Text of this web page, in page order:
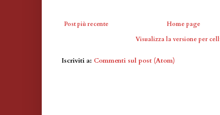
Post più recente
Home page
Visualizza la versione per
Iscriviti a: Commenti sul post (Atom)